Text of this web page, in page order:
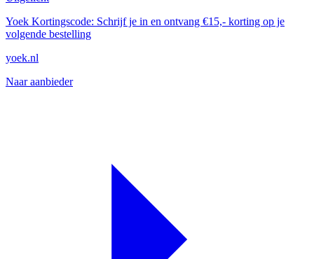
Yoek Kortingscode: Schrijf je in en ontvang €15,- korting op je
volgende bestelling
yoek.nl
Naar aanbieder